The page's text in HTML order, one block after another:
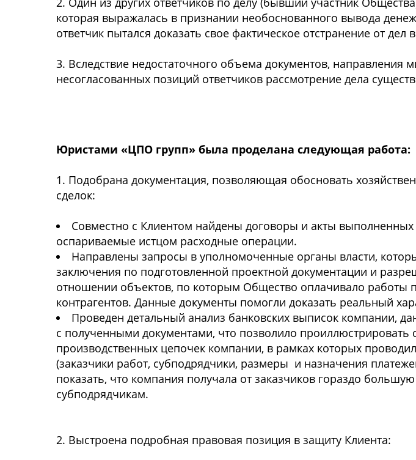
которая выражалась в признании необоснованного вывода
ответчик пытался доказать свое фактическое отстранение от дел
3. Вследствие недостаточного объема документов, направления
несогласованных позиций ответчиков рассмотрение дела
Юристами «ЦПО групп» была проделана следующая работа:
1. Подобрана документация, позволяющая обосновать
сделок:
Совместно с Клиентом найдены договоры и акты выполненных
оспариваемые истцом расходные операции.
Направлены запросы в уполномоченные органы власти,
заключения по подготовленной проектной документации и
отношении объектов, по которым Общество оплачивало работы
контрагентов. Данные документы помогли доказать реальный
Проведен детальный анализ банковских выписок компании,
с полученными документами, что позволило проиллюстрировать
производственных цепочек компании, в рамках которых
(заказчики работ, субподрядчики, размеры и назначения
показать, что компания получала от заказчиков гораздо
субподрядчикам.
2. Выстроена подробная правовая позиция в защиту Клиента: